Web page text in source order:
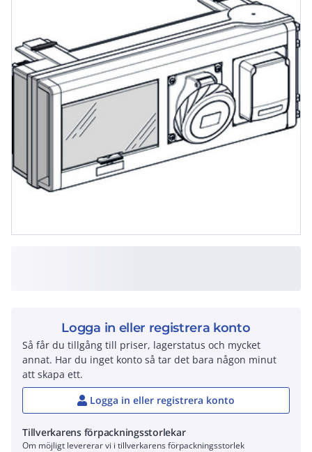
Logga in eller registrera konto
Så får du tillgång till priser, lagerstatus och mycket
annat. Har du inget konto så tar det bara någon minut
att skapa ett.
Logga in eller registrera konto
Tillverkarens förpackningsstorlekar
Om möjligt levererar vi i tillverkarens förpackningsstorlek